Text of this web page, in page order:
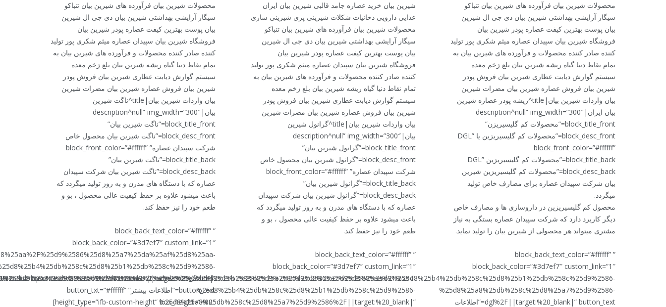
محصولات شیرین بیان فرآورده های شیرین بیان تنباکو
سیگار آرایشی بهداشتی شیرین بیان دی جی ال شیرین
بیان پوست بهترین کیفت عصاره پودر شیرین بیان
فروشگاه شیرین بیان سپیدان عصاره میثم شکری پور تولید
کننده صادر کننده محصولات و فرآورده های شیرین بیان به
تمام نقاط دنیا گیاه ریشه شیرین بیان بلع زخم معده
سیستم گوارش دیابت عطاری شیرین بیان فروش پودر
شیرین بیان فروش عصاره شیرین بیان مضرات شیرین
بیان واردات شیرین بیان|title^ریشه پودر عصاره شیرین
بیان ایران|description^null” img_width=”300″
block_title_front=”محصولات کم گلیسیریزن”
block_desc_front=”محصولات کم گلیسیریزین یا DGL”
block_front_color=”#ffffff”
block_title_back=”محصولات کم گلیسیریزین DGL”
block_desc_back=”محصولات کم گلیسیریزین شیرین
بیان شرکت سپیدان عصاره برای مصارف خاص تولید
میگردد.
محصول کم گلیسیریزین در داروسازی ها و مصارف خاص
دیگر کاربرد دارد که شرکت سپیدان عصاره بستگی به نیاز
مشتری میتواند هر محصولی از شیرین بیان را تولید نماید.
” block_back_text_color=”#ffffff”
block_back_color=”#3d7ef7″ custom_link=”1″
%25d8%25a8%25db%258c%25d8%25a7%25d9%2586-
dgl%2F||target:%20_blank|” button_text=”اطلاعات
شیرین بیان خرید عصاره جامد قالبی شیرین بیان ایران
عذایی دارویی دخانیات شکلات شیرینی پزی شیرینی سازی
محصولات شیرین بیان فرآورده های شیرین بیان تنباکو
سیگار آرایشی بهداشتی شیرین بیان دی جی ال شیرین
بیان پوست بهترین کیفت عصاره پودر شیرین بیان
فروشگاه شیرین بیان سپیدان عصاره میثم شکری پور تولید
کننده صادر کننده محصولات و فرآورده های شیرین بیان به
تمام نقاط دنیا گیاه ریشه شیرین بیان بلع زخم معده
سیستم گوارش دیابت عطاری شیرین بیان فروش پودر
شیرین بیان فروش عصاره شیرین بیان مضرات شیرین
بیان واردات شیرین بیان|title^گرانول شیرین
بیان|description^null” img_width=”300″
block_title_front=”گرانول شیرین بیان”
block_desc_front=”گرانول شیرین بیان محصول خاص
شرکت سپیدان عصاره” block_front_color=”#ffffff”
block_title_back=”گرانول شیرین بیان”
block_desc_back=”گرانول شیرین بیان شرکت سپیدان
عصاره که با دستگاه های مدرن و به روز تولید میگردد که
باعث میشود علاوه بر حفظ کیفیت عالی محصول ، بو و
طعم خود را نیز حفظ کند.
” block_back_text_color=”#ffffff”
block_back_color=”#3d7ef7″ custom_link=”1″
%25d8%25b4%25db%258c%25d8%25b1%25db%258c%25d9%2586-
%25d8%25a8%25db%258c%25d8%25a7%25d9%2586%2F||target:%20_blank|”
محصولات شیرین بیان فرآورده های شیرین بیان تنباکو
سیگار آرایشی بهداشتی شیرین بیان دی جی ال شیرین
بیان پوست بهترین کیفت عصاره پودر شیرین بیان
فروشگاه شیرین بیان سپیدان عصاره میثم شکری پور تولید
کننده صادر کننده محصولات و فرآورده های شیرین بیان به
تمام نقاط دنیا گیاه ریشه شیرین بیان بلع زخم معده
سیستم گوارش دیابت عطاری شیرین بیان فروش پودر
شیرین بیان فروش عصاره شیرین بیان مضرات شیرین
بیان واردات شیرین بیان|title^ناگت شیرین
بیان|description^null” img_width=”300″
block_title_front=”ناگت شیرین بیان”
block_desc_front=”ناگت شیرین بیان محصول خاص
شرکت سپیدان عصاره” block_front_color=”#ffffff”
block_title_back=”ناگت شیرین بیان”
block_desc_back=”ناگت شیرین بیان شرکت سپیدان
عصاره که با دستگاه های مدرن و به روز تولید میگردد که
باعث میشود علاوه بر حفظ کیفیت عالی محصول ، بو و
طعم خود را نیز حفظ کند.
” block_back_text_color=”#ffffff”
block_back_color=”#3d7ef7″ custom_link=”1″
button_text=”اطلاعات بیشتر” button_txt=”#ffffff”
height_type=”ifb-custom-height” box_height=”400″]